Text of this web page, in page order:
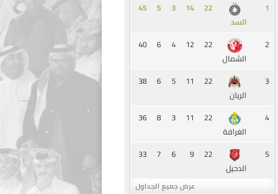
1
السد
‏22
14
3
5
45
2
الشمال
22
12
4
6
40
3
الريان
22
11
5
6
38
4
الغرافة
22
11
3
8
36
5
الدحيل
22
9
6
7
33
عرض جميع الجداول